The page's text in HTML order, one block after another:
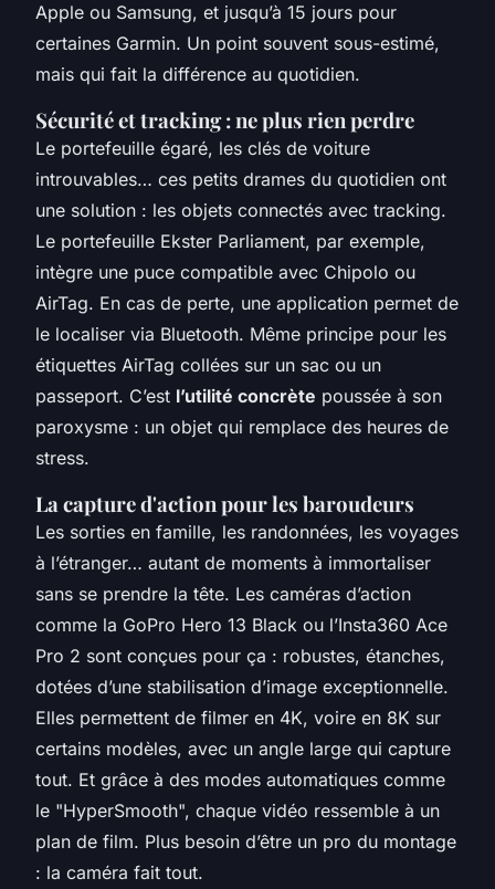
Apple ou Samsung, et jusqu’à 15 jours pour
certaines Garmin. Un point souvent sous-estimé,
mais qui fait la différence au quotidien.
Sécurité et tracking : ne plus rien perdre
Le portefeuille égaré, les clés de voiture
introuvables… ces petits drames du quotidien ont
une solution : les objets connectés avec tracking.
Le portefeuille Ekster Parliament, par exemple,
intègre une puce compatible avec Chipolo ou
AirTag. En cas de perte, une application permet de
le localiser via Bluetooth. Même principe pour les
étiquettes AirTag collées sur un sac ou un
passeport. C’est l’utilité concrète poussée à son
paroxysme : un objet qui remplace des heures de
stress.
La capture d'action pour les baroudeurs
Les sorties en famille, les randonnées, les voyages
à l’étranger… autant de moments à immortaliser
sans se prendre la tête. Les caméras d’action
comme la GoPro Hero 13 Black ou l’Insta360 Ace
Pro 2 sont conçues pour ça : robustes, étanches,
dotées d’une stabilisation d’image exceptionnelle.
Elles permettent de filmer en 4K, voire en 8K sur
certains modèles, avec un angle large qui capture
tout. Et grâce à des modes automatiques comme
le "HyperSmooth", chaque vidéo ressemble à un
plan de film. Plus besoin d’être un pro du montage
: la caméra fait tout.